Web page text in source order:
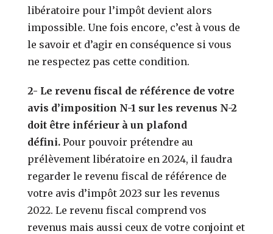
libératoire pour l’impôt devient alors
impossible. Une fois encore, c’est à vous de
le savoir et d’agir en conséquence si vous
ne respectez pas cette condition.
2- Le revenu fiscal de référence de votre
avis d’imposition N-1 sur les revenus N-2
doit être inférieur à un plafond
défini. Pour pouvoir prétendre au
prélèvement libératoire en 2024, il faudra
regarder le revenu fiscal de référence de
votre avis d’impôt 2023 sur les revenus
2022. Le revenu fiscal comprend vos
revenus mais aussi ceux de votre conjoint et